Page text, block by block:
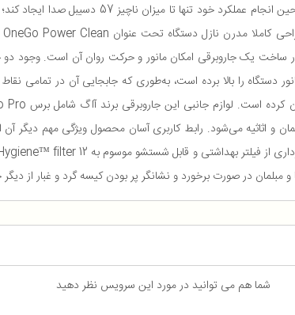
تولید کرده است. طراحی نوآورانه موتور و سیستم ساخت بدنه و
ساخت یک جاروبرقی امکان مانور و حرکت روان آن است.
قدرت مانور دستگاه را بالا برده است، به‌طوری که جابجایی آن در
اتومبیل و مبلمان و اثاثیه می‌شود. رابط کاربری آسان محصول ویژگی مهم
مبلمان در صورت برخورد و نشانگر پر بودن کیسه گرد و غبار از
شما هم می توانید در مورد این سرویس نظر دهید